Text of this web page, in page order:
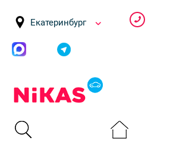
Екатеринбург